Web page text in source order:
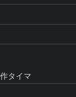
タイマ